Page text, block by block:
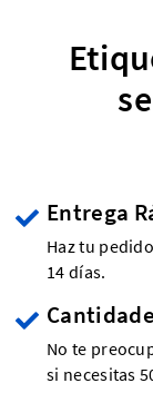
Entrega
Haz tu
14 días.
No te
si necesitas